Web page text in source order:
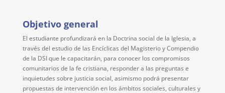
Objetivo general
El estudiante profundizará en la Doctrina social de la Iglesia, a
través del estudio de las Encíclicas del Magisterio y Compendio
de la DSI que le capacitarán, para conocer los compromisos
comunitarios de la fe cristiana, responder a las preguntas e
inquietudes sobre justicia social, asimismo podrá presentar
propuestas de intervención en los ámbitos sociales, culturales y